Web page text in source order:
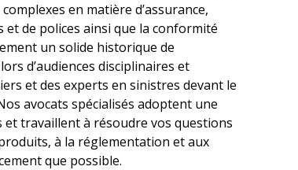
en matière d’assurance,
de polices ainsi que la conformité
un solide historique de
d’audiences disciplinaires et
et des experts en sinistres devant le
avocats spécialisés adoptent une
travaillent à résoudre vos questions
à la réglementation et aux
que possible.